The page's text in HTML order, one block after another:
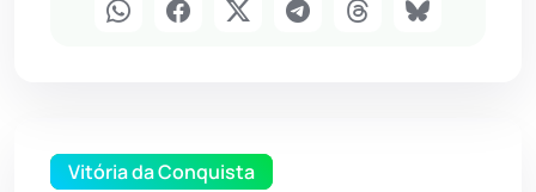
Vitória da Conquista